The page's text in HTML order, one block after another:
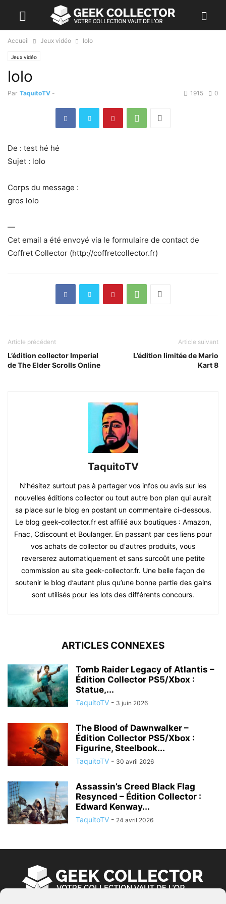
Accueil Jeux vidéo lolo
Jeux vidéo
lolo
Par TaquitoTV - 0
1915
De : test hé hé
Sujet : lolo
Corps du message :
gros lolo
—
Cet email a été envoyé via le formulaire de contact de
Coffret Collector (http://coffretcollector.fr)
Article précédent
L’édition collector Imperial
de The Elder Scrolls Online
Article suivant
L’édition limitée de Mario
Kart 8
TaquitoTV
N’hésitez surtout pas à partager vos infos ou avis sur les
nouvelles éditions collector ou tout autre bon plan qui aurait
sa place sur le blog en postant un commentaire ci-dessous.
Le blog geek-collector.fr est affilié aux boutiques : Amazon,
Fnac, Cdiscount et Boulanger. En passant par ces liens pour
vos achats de collector ou d'autres produits, vous
reverserez automatiquement et sans surcoût une petite
commission au site geek-collector.fr. Une belle façon de
soutenir le blog d’autant plus qu’une bonne partie des gains
sont utilisés pour les lots des différents concours.
ARTICLES CONNEXES
Tomb Raider Legacy of Atlantis –
Édition Collector PS5/Xbox :
Statue,...
TaquitoTV - 3 juin 2026
The Blood of Dawnwalker –
Édition Collector PS5/Xbox :
Figurine, Steelbook...
TaquitoTV - 30 avril 2026
Assassin’s Creed Black Flag
Resynced – Édition Collector :
Edward Kenway...
TaquitoTV - 24 avril 2026